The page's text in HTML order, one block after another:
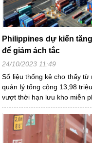
Philippines dự kiến
để giảm ách tắc
24/10/2023 11:49
Số liệu thống kê cho thấy từ
quản lý tổng cộng 13,98
vượt thời hạn lưu kho miễn